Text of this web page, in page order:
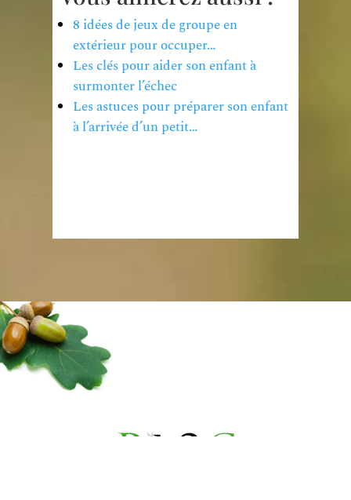
8 idées de jeux de groupe en
extérieur pour occuper…
Les clés pour aider son enfant à
surmonter l’échec
Les astuces pour préparer son enfant
à l’arrivée d’un petit…